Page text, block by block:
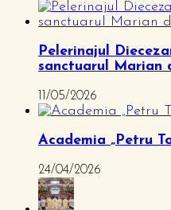
Pelerinajul
sanctuarul Marian
11/05/2026
Academia „Petru
24/04/2026